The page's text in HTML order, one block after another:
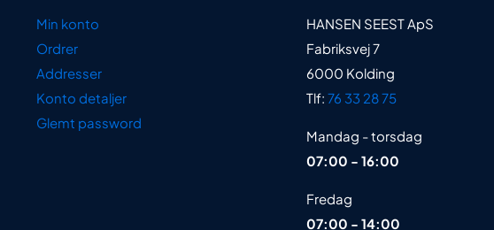
Min konto
Ordrer
Addresser
Konto detaljer
Glemt password
HANSEN SEEST ApS
Fabriksvej 7
6000 Kolding
Tlf: 76 33 28 75
Mandag - torsdag
07:00 - 16:00
Fredag
07:00 - 14:00